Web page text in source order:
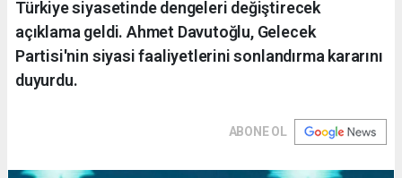
Türkiye siyasetinde dengeleri değiştirecek
açıklama geldi. Ahmet Davutoğlu, Gelecek
Partisi'nin siyasi faaliyetlerini sonlandırma kararını
duyurdu.
ABONE OL